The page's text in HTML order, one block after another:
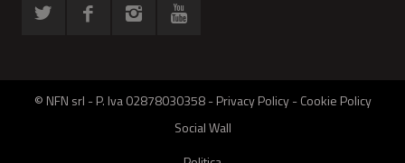
© NFN srl - P. Iva 02878030358 -Privacy Policy-Cookie Policy
Social Wall